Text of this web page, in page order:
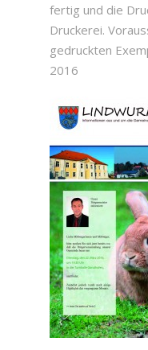
fertig und die
Druckerei.
gedruckten
2016